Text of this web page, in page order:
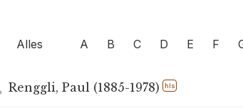
Alles A B C D E F
Renggli, Paul (1885-1978) hls